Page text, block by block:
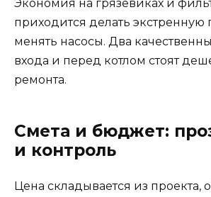
Экономия на грязевиках и
приходится делать
менять насосы. Два
входа и перед котлом стоят
ремонта.
Смета и бюджет:
и контроль
Цена складывается из проекта,